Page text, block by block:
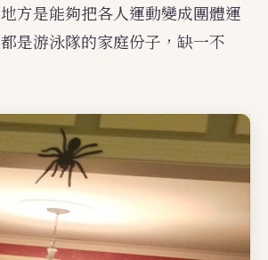
方是能夠把各人運動變成團體運
是游泳隊的家庭份子，缺一不